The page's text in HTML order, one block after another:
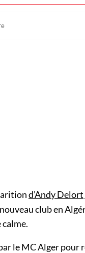
d’Andy Delort
club en
le MC Alger pour